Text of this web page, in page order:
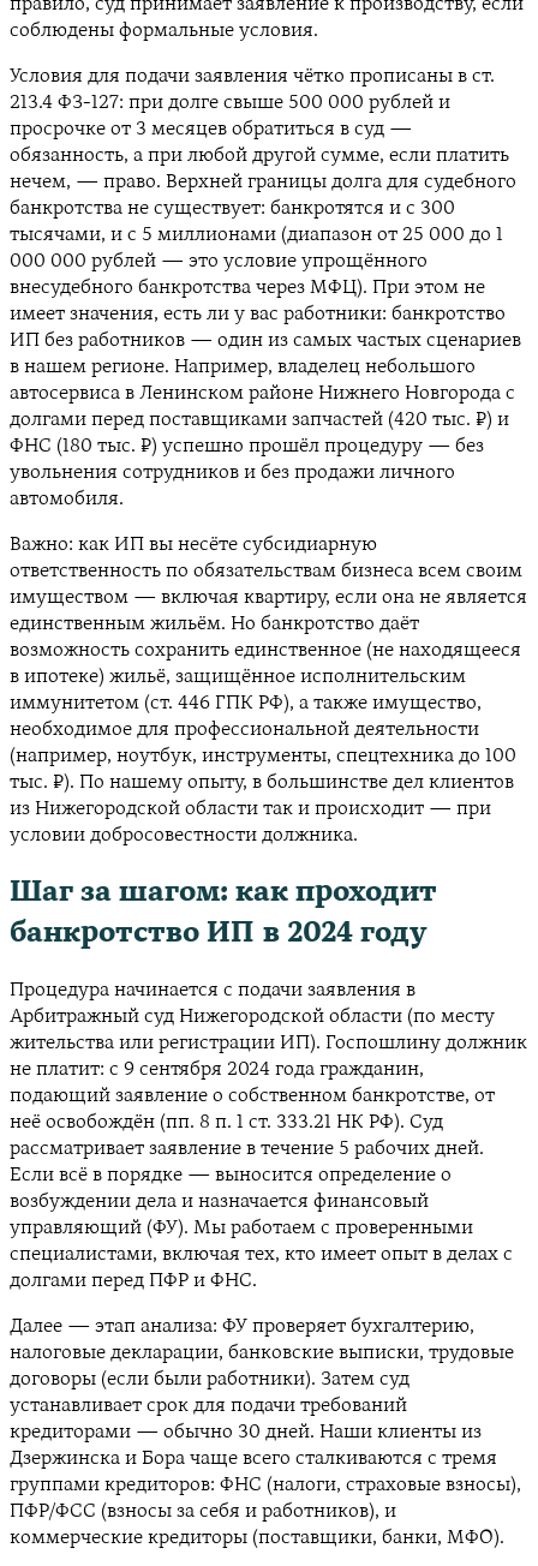
правило, суд принимает заявление к производству, если
соблюдены формальные условия.
Условия для подачи заявления чётко прописаны в ст.
213.4 ФЗ-127: при долге свыше 500 000 рублей и
просрочке от 3 месяцев обратиться в суд —
обязанность, а при любой другой сумме, если платить
нечем, — право. Верхней границы долга для судебного
банкротства не существует: банкротятся и с 300
тысячами, и с 5 миллионами (диапазон от 25 000 до 1
000 000 рублей — это условие упрощённого
внесудебного банкротства через МФЦ). При этом не
имеет значения, есть ли у вас работники: банкротство
ИП без работников — один из самых частых сценариев
в нашем регионе. Например, владелец небольшого
автосервиса в Ленинском районе Нижнего Новгорода с
долгами перед поставщиками запчастей (420 тыс. ₽) и
ФНС (180 тыс. ₽) успешно прошёл процедуру — без
увольнения сотрудников и без продажи личного
автомобиля.
Важно: как ИП вы несёте субсидиарную
ответственность по обязательствам бизнеса всем своим
имуществом — включая квартиру, если она не является
единственным жильём. Но банкротство даёт
возможность сохранить единственное (не находящееся
в ипотеке) жильё, защищённое исполнительским
иммунитетом (ст. 446 ГПК РФ), а также имущество,
необходимое для профессиональной деятельности
(например, ноутбук, инструменты, спецтехника до 100
тыс. ₽). По нашему опыту, в большинстве дел клиентов
из Нижегородской области так и происходит — при
условии добросовестности должника.
Шаг за шагом: как проходит
банкротство ИП в 2024 году
Процедура начинается с подачи заявления в
Арбитражный суд Нижегородской области (по месту
жительства или регистрации ИП). Госпошлину должник
не платит: с 9 сентября 2024 года гражданин,
подающий заявление о собственном банкротстве, от
неё освобождён (пп. 8 п. 1 ст. 333.21 НК РФ). Суд
рассматривает заявление в течение 5 рабочих дней.
Если всё в порядке — выносится определение о
возбуждении дела и назначается финансовый
управляющий (ФУ). Мы работаем с проверенными
специалистами, включая тех, кто имеет опыт в делах с
долгами перед ПФР и ФНС.
Далее — этап анализа: ФУ проверяет бухгалтерию,
налоговые декларации, банковские выписки, трудовые
договоры (если были работники). Затем суд
устанавливает срок для подачи требований
кредиторами — обычно 30 дней. Наши клиенты из
Дзержинска и Борa чаще всего сталкиваются с тремя
группами кредиторов: ФНС (налоги, страховые взносы),
ПФР/ФСС (взносы за себя и работников), и
коммерческие кредиторы (поставщики, банки, МФО).